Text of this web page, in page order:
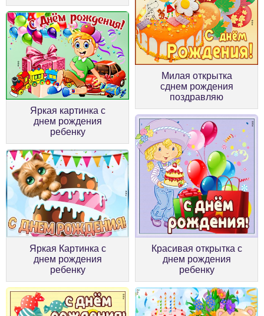
Милая открытка
сднем рождения
поздравляю
Яркая картинка с
днем рождения
ребенку
Красивая открытка с
днем рождения
ребенку
Яркая Картинка с
днем рождения
ребенку